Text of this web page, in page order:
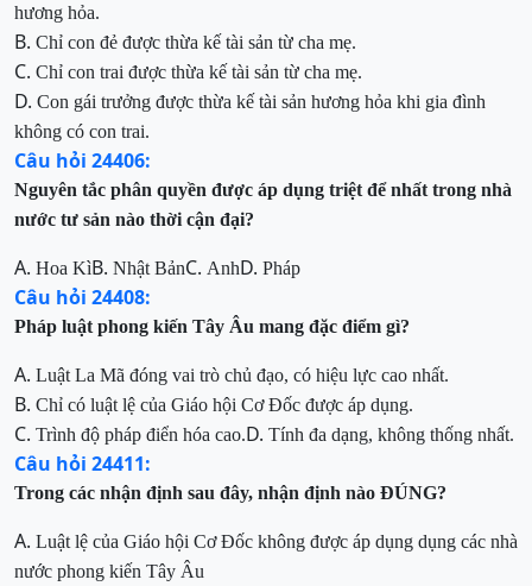
hương hỏa.
B. Chỉ con đẻ được thừa kế tài sản từ cha mẹ.
C. Chỉ con trai được thừa kế tài sản từ cha mẹ.
D. Con gái trưởng được thừa kế tài sản hương hỏa khi gia đình
không có con trai.
Câu hỏi 24406:
Nguyên tắc phân quyền được áp dụng triệt để nhất trong nhà
nước tư sản nào thời cận đại?
A. Hoa KìB. Nhật BảnC. AnhD. Pháp
Câu hỏi 24408:
Pháp luật phong kiến Tây Âu mang đặc điểm gì?
A. Luật La Mã đóng vai trò chủ đạo, có hiệu lực cao nhất.
B. Chỉ có luật lệ của Giáo hội Cơ Đốc được áp dụng.
C. Trình độ pháp điển hóa cao.D. Tính đa dạng, không thống nhất.
Câu hỏi 24411:
Trong các nhận định sau đây, nhận định nào ĐÚNG?
A. Luật lệ của Giáo hội Cơ Đốc không được áp dụng dụng các nhà
nước phong kiến Tây Âu